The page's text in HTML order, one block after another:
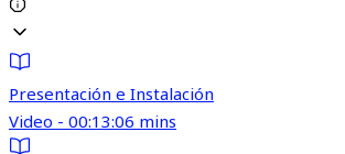
Presentación e Instalación
Video - 00:13:06 mins